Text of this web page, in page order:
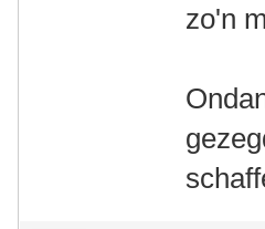
zo'n